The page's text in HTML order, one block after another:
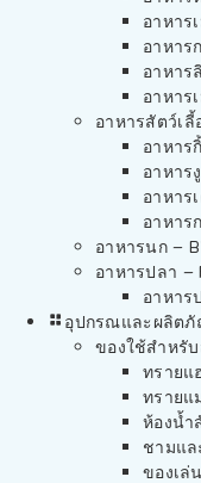
อาหาร
อาหาร
อาหาร
อาหาร
อาหารสัตว์เ
อาหาร
อาหาร
อาหาร
อาหาร
อาหารนก –
อาหารปลา –
อาหาร
อุปกรณและผลิตภั
ของใช้สำหรั
ทรายแ
ทรายแ
ห้องน้ำ
ชามแล
ของเล่